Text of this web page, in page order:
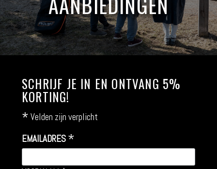
SCHRIJF JE IN EN ONTVANG 5%
KORTING!
* Velden zijn verplicht
EMAILADRES *